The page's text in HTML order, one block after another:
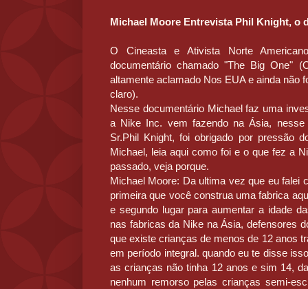
Michael Moore Entrevista Phil Knight, o
O Cineasta e Ativista Norte
documentário chamado "The Big One"
altamente aclamado Nos EUA e ainda não
claro).
Nesse documentário Michael faz uma
a Nike Inc. vem fazendo na Ásia,
Sr.Phil Knight, foi obrigado por pressão
Michael, leia aqui como foi e o que fez a
passado, veja porque.
Michael Moore: Da ultima vez que eu falei
primeira que você construa uma fabrica
e segundo lugar para aumentar a idade
nas fabricas da Nike na Ásia, defensores
que existe crianças de menos de 12 anos
em período integral. quando eu te disse
as crianças não tinha 12 anos e sim 14,
nenhum remorso pelas crianças semi-